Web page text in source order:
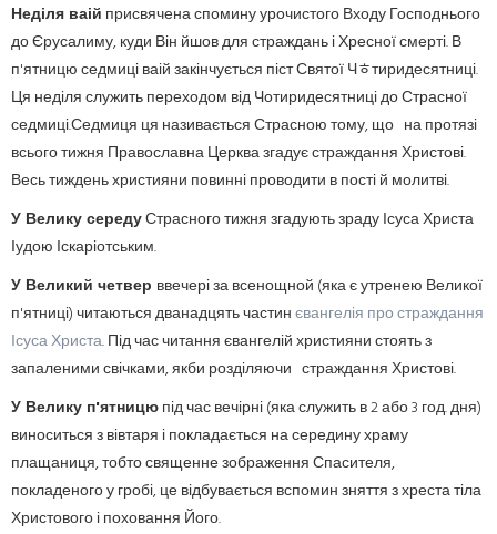
Неділя ваій присвячена спомину урочисто­го Входу Господнього
до Єрусалиму, куди Він йшов для страждань і Хресної смерті. В
п'ятницю седмиці ваій закінчується піст Святої Чﾾтиридесятниці.
Ця неділя служить переходом від Чотиридесятниці до Страсної
седмиці.Седмиця ця називається Страсною тому, що на протязі
всього тижня Православна Церква згадує страждання Христові.
Весь тиждень християни повинні проводити в пості й молитві.
У Велику середуСтрасного тижня згадують зраду Ісуса Христа
Іудою Іскаріотським.
У Великий четвер ввечері за всенощной (яка є утренею Великої
п'ятниці) читаються дванадцять частинєвангелія про страждання
Ісуса Христа. Під час читання євангелій християни стоять з
запаленими свічками, якби розділяючи страждання Христові.
У Велику п'ятницюпід час вечірні (яка служить в 2 або 3 год. дня)
виноситься з вівтаря і покладається на середину храму
плащаниця, тобто священне зображення Спасителя,
покладеного у гробі, це відбувається вспомин зняття з хреста тіла
Христового і поховання Його.